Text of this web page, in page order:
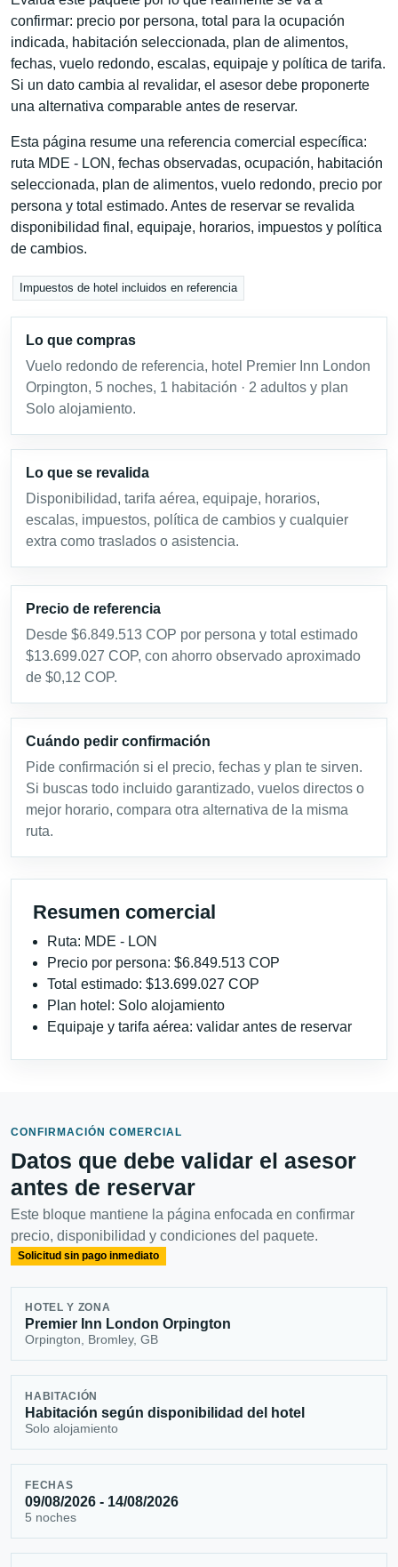
confirmar: precio por persona, total para la ocupación
indicada, habitación seleccionada, plan de alimentos,
fechas, vuelo redondo, escalas, equipaje y política de tarifa.
Si un dato cambia al revalidar, el asesor debe proponerte
una alternativa comparable antes de reservar.
Esta página resume una referencia comercial específica:
ruta MDE - LON, fechas observadas, ocupación, habitación
seleccionada, plan de alimentos, vuelo redondo, precio por
persona y total estimado. Antes de reservar se revalida
disponibilidad final, equipaje, horarios, impuestos y política
de cambios.
Impuestos de hotel incluidos en referencia
Lo que compras
Vuelo redondo de referencia, hotel Premier Inn London
Orpington, 5 noches, 1 habitación · 2 adultos y plan
Solo alojamiento.
Lo que se revalida
Disponibilidad, tarifa aérea, equipaje, horarios,
escalas, impuestos, política de cambios y cualquier
extra como traslados o asistencia.
Precio de referencia
Desde $6.849.513 COP por persona y total estimado
$13.699.027 COP, con ahorro observado aproximado
de $0,12 COP.
Cuándo pedir confirmación
Pide confirmación si el precio, fechas y plan te sirven.
Si buscas todo incluido garantizado, vuelos directos o
mejor horario, compara otra alternativa de la misma
ruta.
Resumen comercial
Ruta: MDE - LON
Precio por persona: $6.849.513 COP
Total estimado: $13.699.027 COP
Plan hotel: Solo alojamiento
Equipaje y tarifa aérea: validar antes de reservar
CONFIRMACIÓN COMERCIAL
Datos que debe validar el asesor
antes de reservar
Este bloque mantiene la página enfocada en confirmar
precio, disponibilidad y condiciones del paquete.
Solicitud sin pago inmediato
HOTEL Y ZONA
Premier Inn London Orpington
Orpington, Bromley, GB
HABITACIÓN
Habitación según disponibilidad del hotel
Solo alojamiento
FECHAS
09/08/2026 - 14/08/2026
5 noches